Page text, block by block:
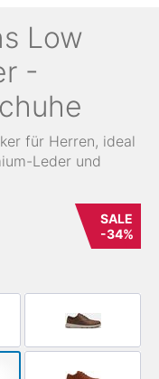
Low
-
für Herren, ideal
Leder und
SALE
-34%